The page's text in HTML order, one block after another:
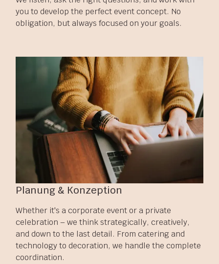
you to develop the perfect event concept. No
obligation, but always focused on your goals.
Planung & Konzeption
Whether it's a corporate event or a private
celebration – we think strategically, creatively,
and down to the last detail. From catering and
technology to decoration, we handle the complete
coordination.